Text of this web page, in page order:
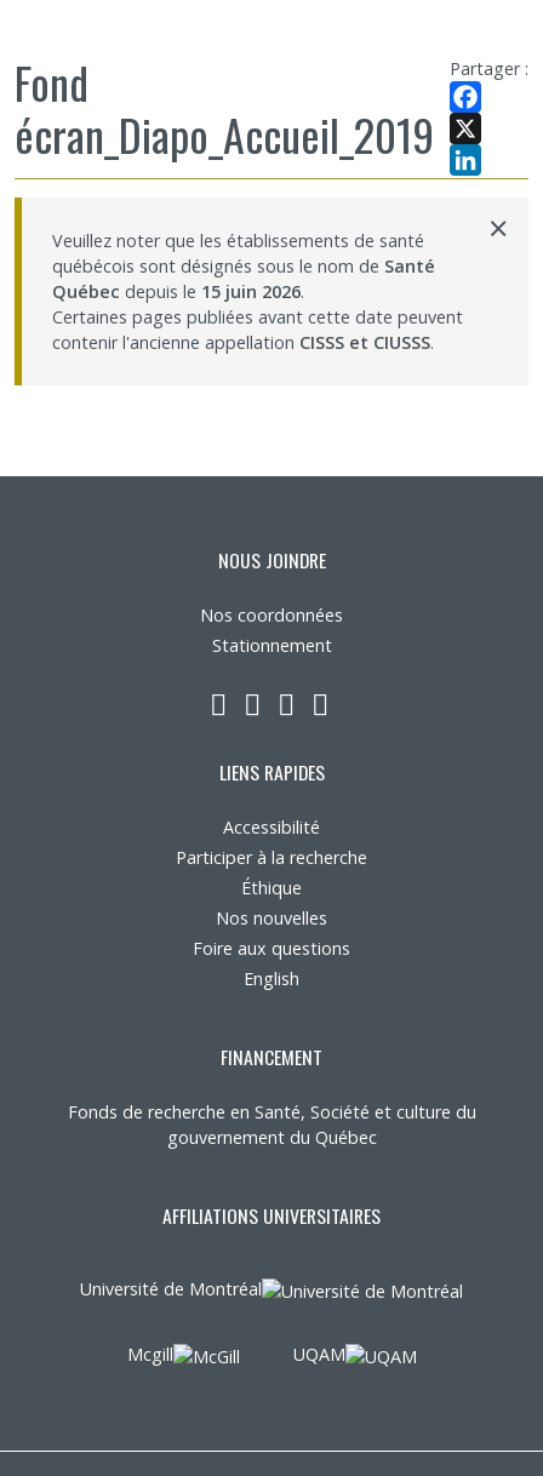
Membres
Étudiants
Emplois et stages
Éthique
Plan du site
Partager :
Facebook
X
Fond
écran_Diapo_Accueil_2019
Veuillez noter que les établissements de santé
québécois sont désignés sous le nom de Santé
Québec depuis le 15 juin 2026.
Certaines pages publiées avant cette date peuvent
contenir l'ancienne appellation CISSS et CIUSSS.
×
NOUS JOINDRE
Nos coordonnées
Stationnement
LinkedIn
YouTube
Twitter
LIENS RAPIDES
Accessibilité
Participer à la recherche
Éthique
Nos nouvelles
Foire aux questions
English
FINANCEMENT
Fonds de recherche en Santé, Société et culture du
gouvernement du Québec
AFFILIATIONS UNIVERSITAIRES
Université de Montréal
Mcgill UQAM